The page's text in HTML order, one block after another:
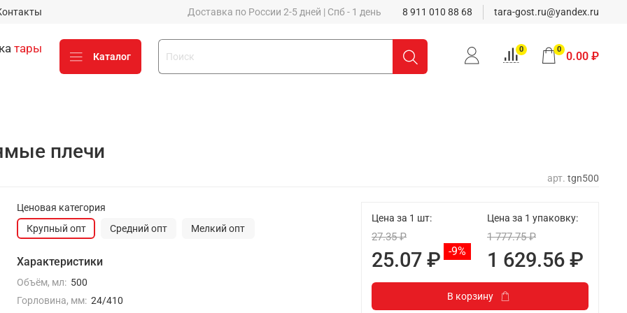
Доставка по России 2-5 дней | Спб - 1 день 8 911 010 88 68 tara-gost.ru@yandex.ru
тары
у вашего менеджера
Оценить заказ и
можно на Яндексе
Каталог
0 0 0.00 ₽
плечи
арт. tgn500
Ценовая категория
Крупный опт
Средний опт Мелкий опт
Характеристики
Объём, мл: 500
Горловина, мм: 24/410
Цена за 1 шт:
27.35 ₽
25.07 ₽ -9%
Цена за 1 упаковку:
1 777.75 ₽
1 629.56 ₽
В корзину